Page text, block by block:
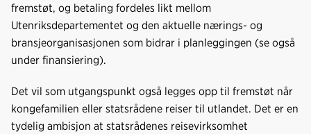
fremstøt, og betaling fordeles likt mellom
Utenriksdepartementet og den aktuelle nærings- og
bransjeorganisasjonen som bidrar i planleggingen (se også
under finansiering).
Det vil som utgangspunkt også legges opp til fremstøt når
kongefamilien eller statsrådene reiser til utlandet. Det er en
tydelig ambisjon at statsrådenes reisevirksomhet